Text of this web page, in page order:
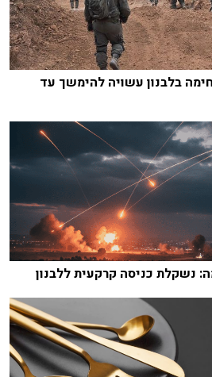
בלבנון עשויה להימשך עד
נשקלת כניסה קרקעית ללבנון